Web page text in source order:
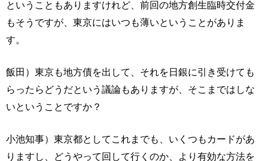
ということもありますけれど、前回の地方創生臨時交付金
もそうですが、東京にはいつも薄いということがありま
す。
飯田）東京も地方債を出して、それを日銀に引き受けても
らったらどうだという議論もありますが、そこまではしな
いということですか？
小池知事）東京都としてこれまでも、いくつもカードがあ
りますし、どうやって回して行くのか、より有効な方法を